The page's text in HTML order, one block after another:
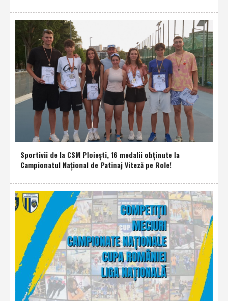
Sportivii de la CSM Ploieşti, 16 medalii obţinute la
Campionatul Naţional de Patinaj Viteză pe Role!